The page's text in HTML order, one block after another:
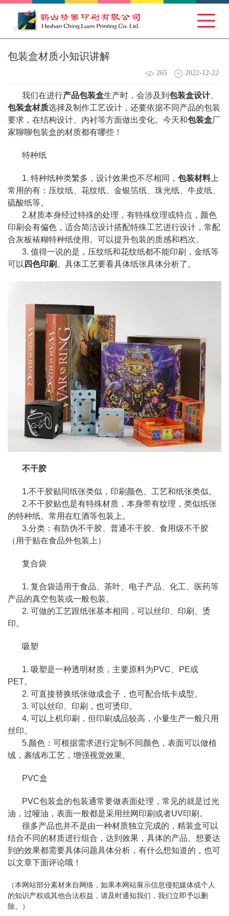
包装盒材质小知识讲解
265 2022-12-22
我们在进行产品包装盒生产时，会涉及到 包装盒设计、
包装盒材质选择及制作工艺设计，还要依据不同产品的包装
要求，在结构设计、内衬等方面做出变化。今天和包装盒厂
家聊聊包装盒的材质都有哪些！
特种纸
1. 特种纸种类繁多，设计效果也不尽相同， 包装材料上
常用的有：压纹纸、花纹纸、金银箔纸、珠光纸、牛皮纸、
硫酸纸等。
2.材质本身经过特殊的处理，有特殊纹理或特点，颜色
印刷会有偏色，适合简洁设计搭配特殊工艺进行设计，常配
合灰板裱糊特种纸使用。可以提升包装的质感和档次。
3. 值得一说的是，压纹纸和花纹纸都不能印刷，金纸等
可以 四色印刷 。具体工艺要看具体纸张具体分析了。
不干胶
1.不干胶贴同纸张类似，印刷颜色、工艺和纸张类似。
2.不干胶贴也是有特殊材质，本身带有纹理，类似纸张
的特种纸。常用在红酒等包装上。
3.分类：有防伪不干胶、普通不干胶、食用级不干胶
（用于贴在食品外包装上）
复合袋
1. 复合袋适用于食品、茶叶、电子产品、化工、医药等
产品的真空包装或一般包装。
2. 可做的工艺跟纸张基本相同，可以丝印、印刷、烫
印。
吸塑
1. 吸塑是一种透明材质，主要原料为PVC、PE或
PET。
2. 可直接替换纸张做成盒子，也可配合纸卡成型。
3. 可以丝印、印刷，也可烫印。
4. 可以上机印刷，但印刷成品较高，小量生产一般只用
丝印。
5.颜色：可根据需求进行定制不同颜色，表面可以做植
绒，裹绒布工艺，增强视觉效果。
PVC盒
PVC包装盒的包装通常要做表面处理，常见的就是过光
油，过哑油，表面一般都是采用丝网印刷或者UV印刷。
很多产品也并不是由一种材质独立完成的，精装盒可以
结合不同的材质进行组合，达到效果，具体的产品、想要达
到的效果都需要具体问题具体分析，有什么想知道的，也可
以文章下面评论哦！
（本网站部分素材来自网络，如果本网站展示信息侵犯媒体或个人
的知识产权或其他合法权益，请及时通知我们，我们立即予以删
除。）